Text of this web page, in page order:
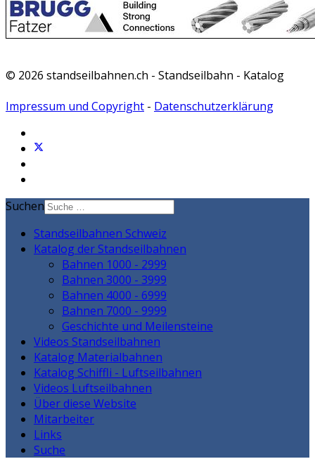
© 2026 standseilbahnen.ch - Standseilbahn - Katalog
Impressum und Copyright - Datenschutzerklärung
Suchen
Standseilbahnen Schweiz
Katalog der Standseilbahnen
Bahnen 1000 - 2999
Bahnen 3000 - 3999
Bahnen 4000 - 6999
Bahnen 7000 - 9999
Geschichte und Meilensteine
Videos Standseilbahnen
Katalog Materialbahnen
Katalog Schiffli - Luftseilbahnen
Videos Luftseilbahnen
Über diese Website
Mitarbeiter
Links
Suche